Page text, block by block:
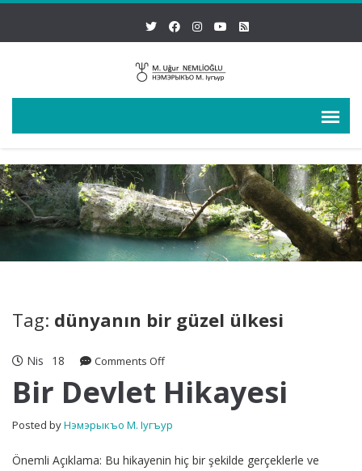
Tag: dünyanın bir güzel ülkesi
Nis 18 Comments Offon
Devlet
Bir Devlet Hikayesi
Posted byНэмэрыкъо М. Iугъур
Önemli Açıklama: Bu hikayenin hiç bir şekilde gerçeklerle ve